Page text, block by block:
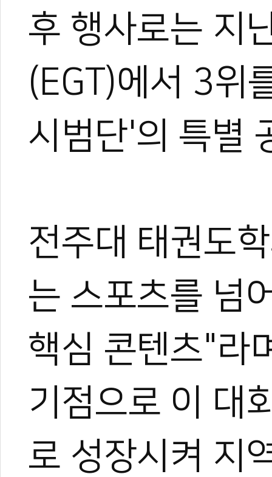
후 행사로는 지
(EGT)에서 3위
시범단'의 특별
전주대 태권도
는 스포츠를 넘
핵심 콘텐츠"라
기점으로 이 대
로 성장시켜 지
박규태
그러다 우연히 영상 제작에
은 세상을 보게 되었고, 자
지금은 국내외를 누비며
가며 다방면으로 성장 중이
아직은 미생이지만, 프로
며 끊임없이 도전한다.